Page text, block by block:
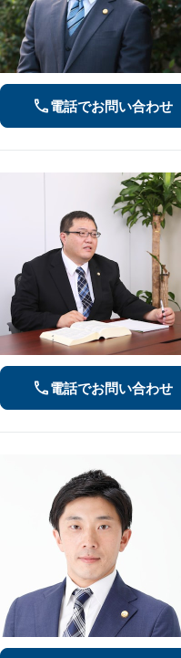
電話でお問い合わせ
電話でお問い合わせ